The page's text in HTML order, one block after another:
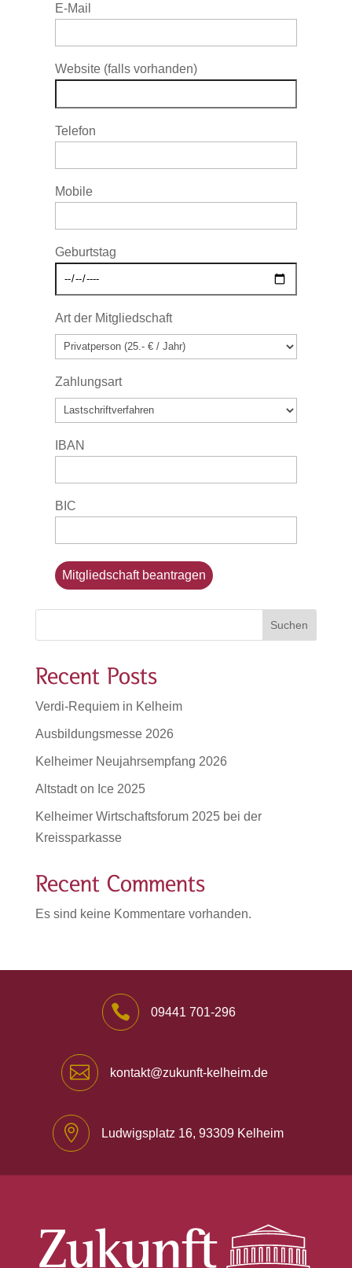
E-Mail
Website (falls vorhanden)
Telefon
Mobile
Geburtstag
Art der Mitgliedschaft
Zahlungsart
IBAN
BIC
Suchen
Recent Posts
Verdi-Requiem in Kelheim
Ausbildungsmesse 2026
Kelheimer Neujahrsempfang 2026
Altstadt on Ice 2025
Kelheimer Wirtschaftsforum 2025 bei der
Kreissparkasse
Recent Comments
Es sind keine Kommentare vorhanden.
 09441 701-296
 kontakt@zukunft-kelheim.de
 Ludwigsplatz 16, 93309 Kelheim